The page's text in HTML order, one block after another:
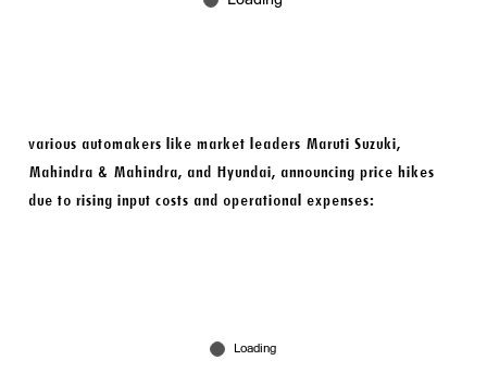
various automakers like market leaders Maruti Suzuki,
Mahindra & Mahindra, and Hyundai, announcing price hikes
due to rising input costs and operational expenses: